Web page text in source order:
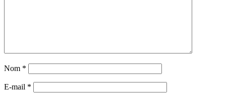
Nom *
E-mail *